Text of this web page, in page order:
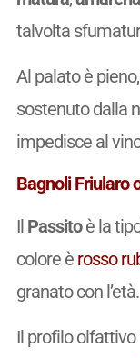
talvolta
Al palato è
sostenuto dalla
impedisce al
Bagnoli Friularo
Il Passitoè la
colore è rosso
granato con l’età.
Il profilo